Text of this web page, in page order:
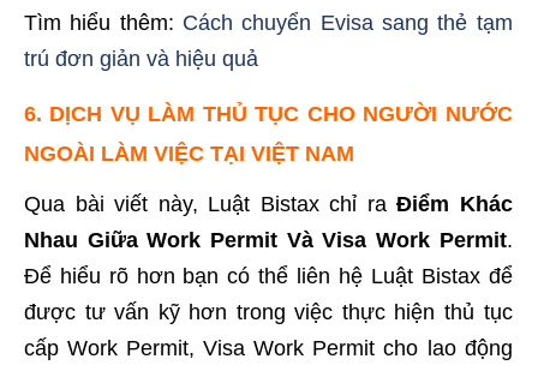
Tìm hiểu thêm: Cách chuyển Evisa sang thẻ tạm
trú đơn giản và hiệu quả
6. DỊCH VỤ LÀM THỦ TỤC CHO NGƯỜI NƯỚC
NGOÀI LÀM VIỆC TẠI VIỆT NAM
Qua bài viết này, Luật Bistax chỉ raĐiểm Khác
Nhau Giữa Work Permit Và Visa Work Permit.
Để hiểu rõ hơn bạn có thể liên hệ Luật Bistax để
được tư vấn kỹ hơn trong việc thực hiện thủ tục
cấp Work Permit, Visa Work Permit cho lao động